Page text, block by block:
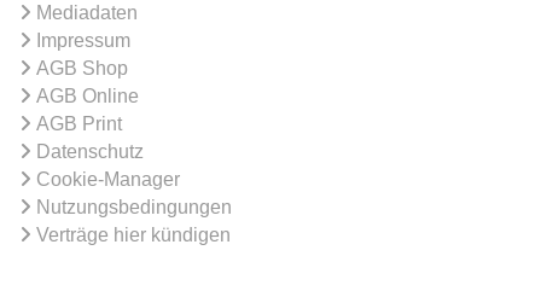
Mediadaten
Impressum
AGB Shop
AGB Online
AGB Print
Datenschutz
Cookie-Manager
Nutzungsbedingungen
Verträge hier kündigen